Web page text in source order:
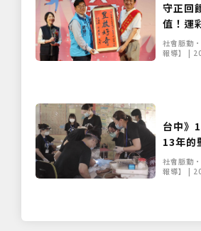
守正回
值！運
奇獲選
表，自
社會脈動
報導】 |
台中》
13年的
牙醫系
社會脈動
報導】 |
僅必需的Cookies